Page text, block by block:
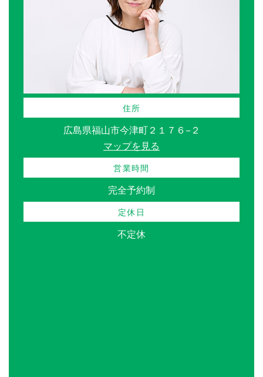
住所
広島県福山市今津町２１７６−２
マップを見る
営業時間
完全予約制
定休日
不定休